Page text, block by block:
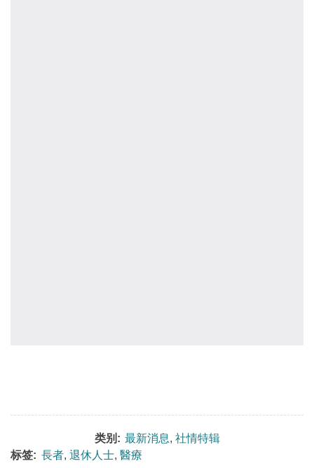
类别: 最新消息, 社情特辑
标签: 長者, 退休人士, 醫療